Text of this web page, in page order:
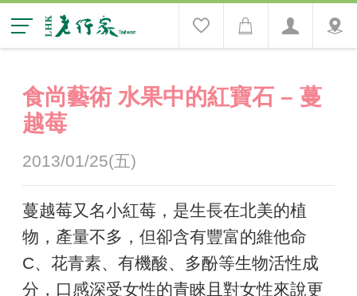
食尚藝術 水果中的紅寶石 – 蔓
越莓
2013/01/25(五)
蔓越莓又名小紅莓，是生長在北美的植
物，產量不多，但卻含有豐富的維他命
C、花青素、有機酸、多酚等生物活性成
分，口感深受女性的青睞且對女性來說更